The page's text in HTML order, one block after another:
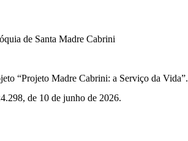
de Santa Madre Cabrini
“Projeto Madre Cabrini: a Serviço da Vida”.
de 10 de junho de 2026.